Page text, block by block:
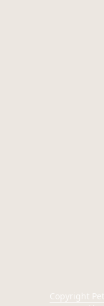
Copyright